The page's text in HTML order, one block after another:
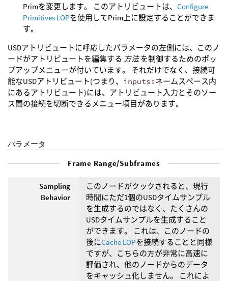
Primを変更します。 このアトリビュートは、 Configure
Primitives LOPを使用してPrim上に設定することができま
す。
USDアトリビュートに呼応したパラメータの左側には、このノ
ードがアトリビュートを編集する 方法を制御するためのポッ
プアップメニューが付いています。 それだけでなく、接続可
能なUSDアトリビュート(つまり、 inputs: ネームスペース内
にあるアトリビュート)には、アトリビュート入力とそのソー
ス間の接続を切断できるメニュー項目があります。
パラメータ
Frame Range/Subframes
Sampling
Behavior
このノードがクックされると、現行
時間にただ1個のUSDタイムサンプル
を生成するのではなく、たくさんの
USDタイムサンプルを生成すること
ができます。 これは、このノードの
後にCache LOPを接続することと同様
ですが、こちらの方が非常に高速に
評価され、他のノードからのデータ
をキャッシュ化しません。 これによ